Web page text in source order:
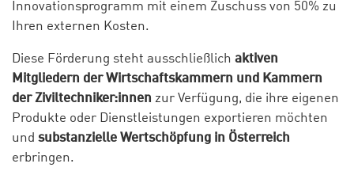
Innovationsprogramm mit einem Zuschuss von 50% zu
Ihren externen Kosten.
Diese Förderung steht ausschließlich aktiven
Mitgliedern der Wirtschaftskammern und Kammern
der Ziviltechniker:innen zur Verfügung, die ihre eigenen
Produkte oder Dienstleistungen exportieren möchten
und substanzielle Wertschöpfung in Österreich
erbringen.